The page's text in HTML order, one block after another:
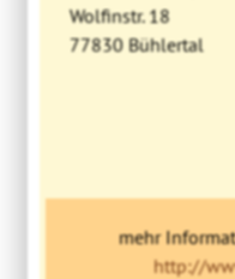
Wolfinstr. 18
77830 Bühlertal
mehr
http://